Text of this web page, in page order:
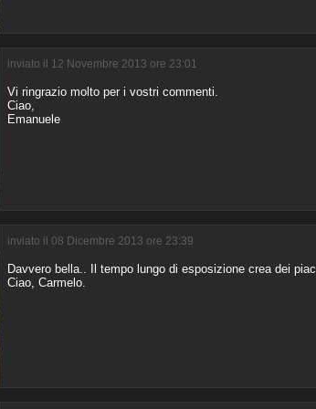
inviato il 12 Novembre 2013 ore 23:01
Vi ringrazio molto per i vostri commenti.
Ciao,
Emanuele
inviato il 08 Dicembre 2013 ore 23:39
Davvero bella.. Il tempo lungo di esposizione crea dei
Ciao, Carmelo.